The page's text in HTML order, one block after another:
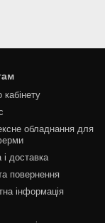
кабінету
обладнання для
доставка
повернення
інформація